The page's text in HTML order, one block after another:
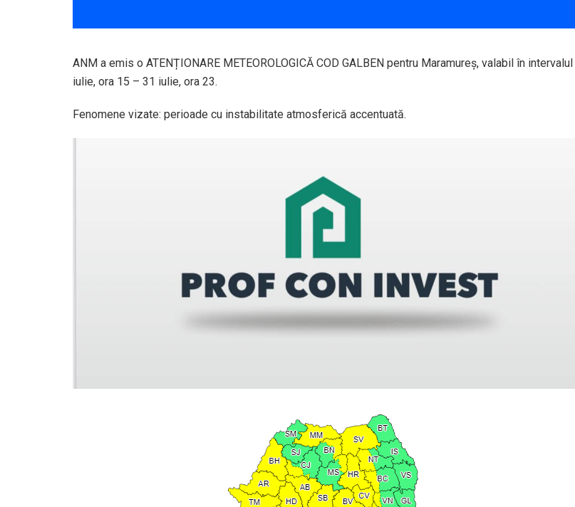
ANM a emis o ATENȚIONARE METEOROLOGICĂ COD GALBEN pentru Maramureş, valabil în intervalul
iulie, ora 15 – 31 iulie, ora 23.
Fenomene vizate: perioade cu instabilitate atmosferică accentuată.